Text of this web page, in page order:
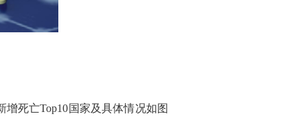
死亡Top10国家及具体情况如图